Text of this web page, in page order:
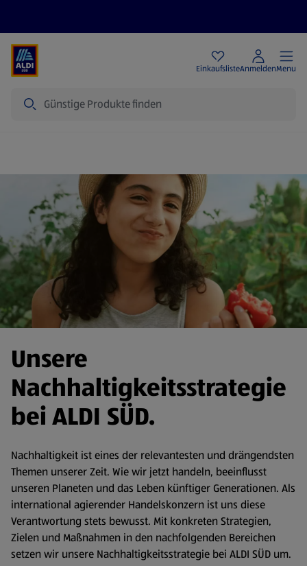
EinkaufslisteAnmeldenMenu
Unsere
Nachhaltigkeitsstrategie
bei ALDI SÜD.
Nachhaltigkeit ist eines der relevantesten und drängendsten
Themen unserer Zeit. Wie wir jetzt handeln, beeinflusst
unseren Planeten und das Leben künftiger Generationen. Als
international agierender Handelskonzern ist uns diese
Verantwortung stets bewusst. Mit konkreten Strategien,
Zielen und Maßnahmen in den nachfolgenden Bereichen
setzen wir unsere Nachhaltigkeitsstrategie bei ALDI SÜD um.